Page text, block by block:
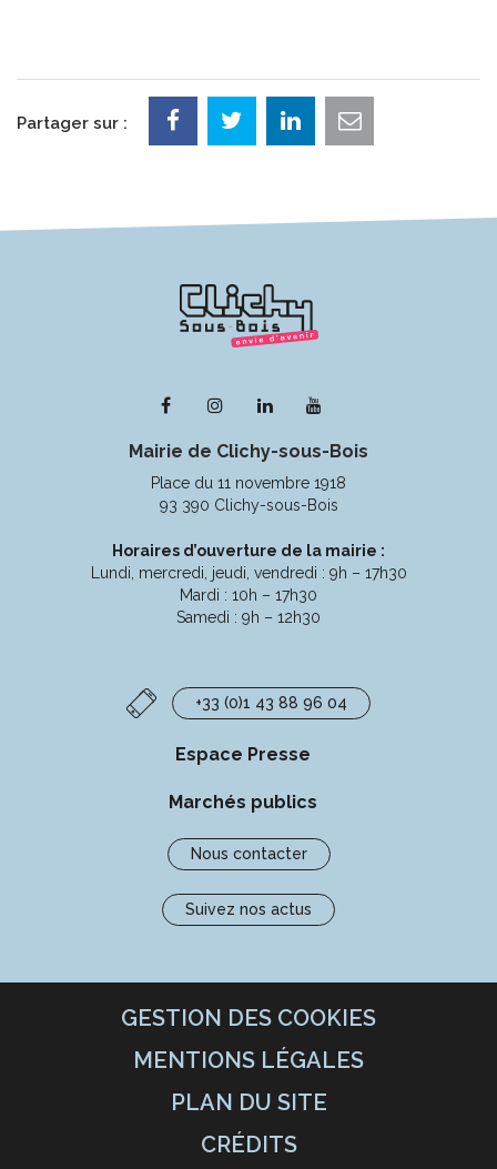
Partager sur :
Lien
le
compte
Facebook
Lien
le
compte
Instagram
Lien
le
compte
Linkedin
la
chaîne
Youtube
Mairie de Clichy-sous-Bois
Place du 11 novembre 1918
93 390 Clichy-sous-Bois
Horaires d’ouverture de la mairie :
Lundi, mercredi, jeudi, vendredi : 9h – 17h30
Mardi : 10h – 17h30
Samedi : 9h – 12h30
+33 (0)1 43 88 96 04
Espace Presse
Marchés publics
Nous contacter
Suivez nos actus
GESTION DES COOKIES
MENTIONS LÉGALES
PLAN DU SITE
CRÉDITS